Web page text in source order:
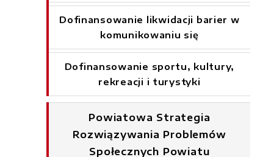
Dofinansowanie likwidacji barier w
komunikowaniu się
Dofinansowanie sportu, kultury,
rekreacji i turystyki
Powiatowa Strategia
Rozwiązywania Problemów
Społecznych Powiatu